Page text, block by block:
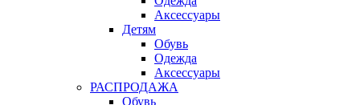
Аксессуары
Детям
Обувь
Одежда
Аксессуары
РАСПРОДАЖА
Обувь